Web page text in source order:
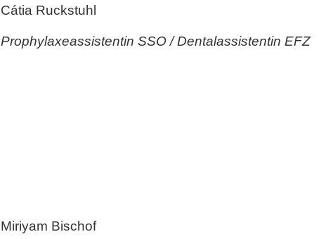
Cátia Ruckstuhl
Prophylaxeassistentin SSO / Dentalassistentin EFZ
Miriyam Bischof